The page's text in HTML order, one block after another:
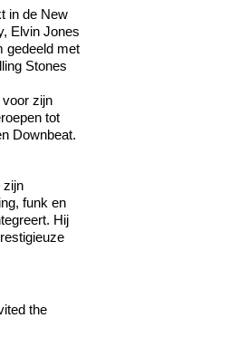
in de New
Elvin Jones
gedeeld met
Stones
zijn
tot
Downbeat.
zijn
funk en
Hij
the